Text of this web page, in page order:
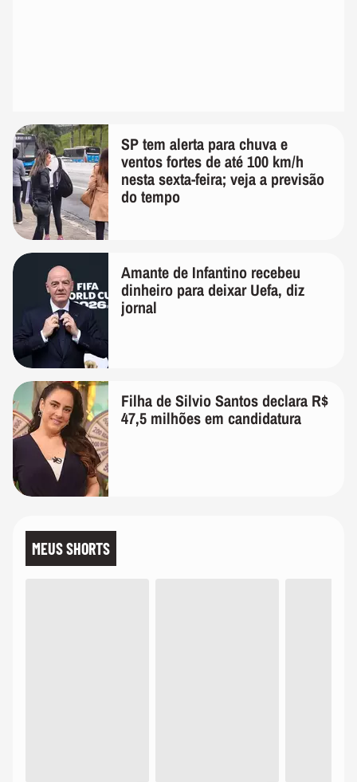
SP tem alerta para chuva e
ventos fortes de até 100 km/h
nesta sexta-feira; veja a previsão
do tempo
Amante de Infantino recebeu
dinheiro para deixar Uefa, diz
jornal
Filha de Silvio Santos declara R$
47,5 milhões em candidatura
MEUS SHORTS